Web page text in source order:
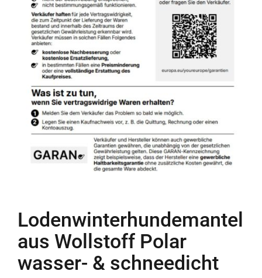
Lodenwinterhundemantel
aus Wollstoff Polar
wasser- & schneedicht